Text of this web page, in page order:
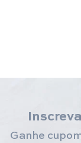
Ganhe